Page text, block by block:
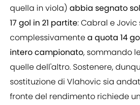
quella in viola) abbia segnato
17 gol in 21 partite: Cabral e
complessivamentea quota 14
intero campionato, sommando
quelle dell'altro. Sostenere,
sostituzione di Vlahovic sia
fronte del rendimento richiede